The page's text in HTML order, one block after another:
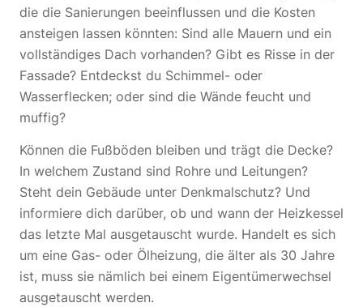
die die Sanierungen beeinflussen und die Kosten
ansteigen lassen könnten: Sind alle Mauern und ein
vollständiges Dach vorhanden? Gibt es Risse in der
Fassade? Entdeckst du Schimmel- oder
Wasserflecken; oder sind die Wände feucht und
muffig?
Können die Fußböden bleiben und trägt die Decke?
In welchem Zustand sind Rohre und Leitungen?
Steht dein Gebäude unter Denkmalschutz? Und
informiere dich darüber, ob und wann der Heizkessel
das letzte Mal ausgetauscht wurde. Handelt es sich
um eine Gas- oder Ölheizung, die älter als 30 Jahre
ist, muss sie nämlich bei einem Eigentümerwechsel
ausgetauscht werden.